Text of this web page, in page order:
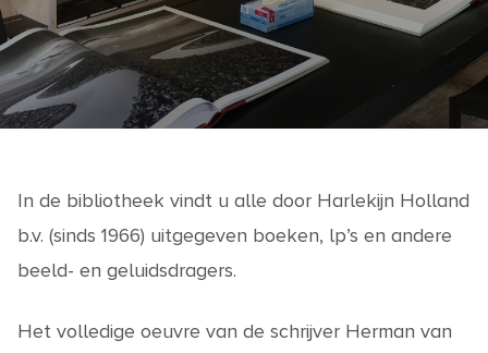
In de bibliotheek vindt u alle door Harlekijn Holland
b.v. (sinds 1966) uitgegeven boeken, lp’s en andere
beeld- en geluidsdragers.
Het volledige oeuvre van de schrijver Herman van